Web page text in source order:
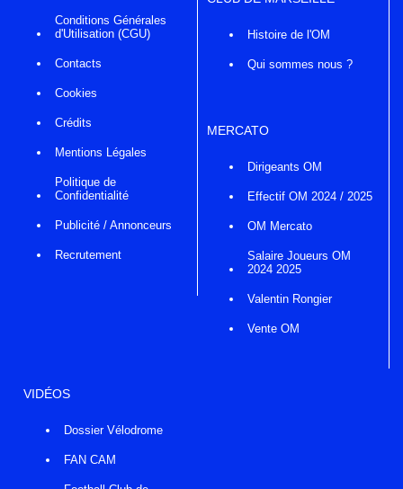
Conditions Générales
d'Utilisation (CGU)
Contacts
Cookies
Crédits
Mentions Légales
Politique de
Confidentialité
Publicité / Annonceurs
Recrutement
Histoire de l'OM
Qui sommes nous ?
MERCATO
Dirigeants OM
Effectif OM 2024 / 2025
OM Mercato
Salaire Joueurs OM
2024 2025
Valentin Rongier
Vente OM
VIDÉOS
Dossier Vélodrome
FAN CAM